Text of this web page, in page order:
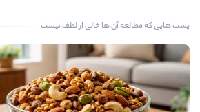
پست هایی که مطالعه آن ها خالی از لطف نیست